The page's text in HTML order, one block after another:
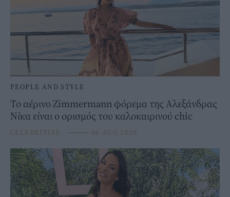
PEOPLE AND STYLE
Το αέρινο Zimmermann φόρεμα της Αλεξάνδρας
Νίκα είναι ο ορισμός του καλοκαιρινού chic
CELEBRITIES ⸻ 06 AUG 2026